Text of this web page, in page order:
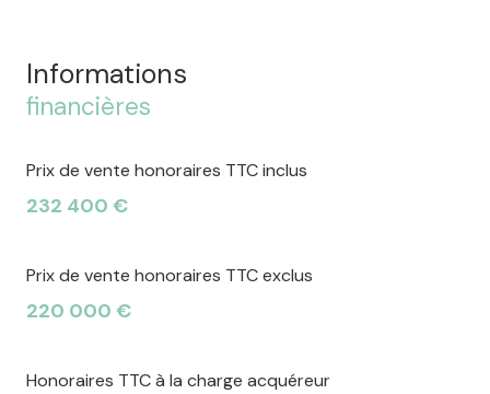
Informations
financières
Prix de vente honoraires TTC inclus
232 400 €
Prix de vente honoraires TTC exclus
220 000 €
Honoraires TTC à la charge acquéreur